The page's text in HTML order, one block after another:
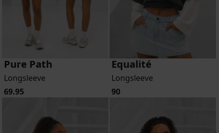
Pure Path
Longsleeve
69.95
Equalité
Longsleeve
90